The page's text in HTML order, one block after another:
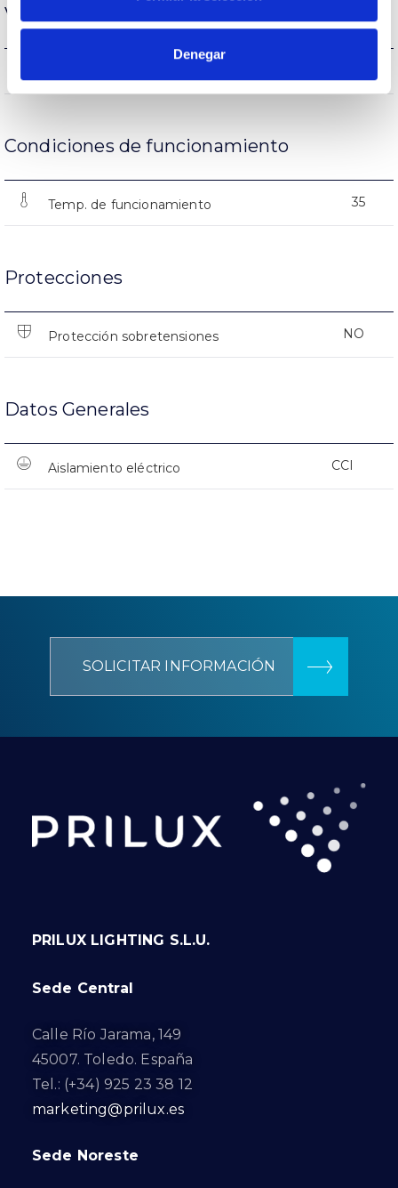
Denegar
Vida
Condiciones de funcionamiento
Temp. de funcionamiento 35
Protecciones
Protección sobretensiones NO
Datos Generales
Aislamiento eléctrico CCI
SOLICITAR INFORMACIÓN
PRILUX LIGHTING S.L.U.
Sede Central
Calle Río Jarama, 149
45007. Toledo. España
Tel.: (+34) 925 23 38 12
marketing@prilux.es
Sede Noreste